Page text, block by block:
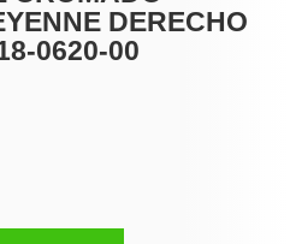
DERECHO
0620-00